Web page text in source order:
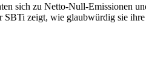
sich zu Netto-Null-Emissionen
zeigt, wie glaubwürdig sie